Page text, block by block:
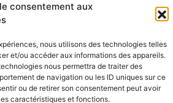
consentement aux
nous utilisons des technologies telles
et/ou accéder aux informations des appareils.
nous permettra de traiter des
de navigation ou les ID uniques sur ce
ou de retirer son consentement peut avoir
caractéristiques et fonctions.